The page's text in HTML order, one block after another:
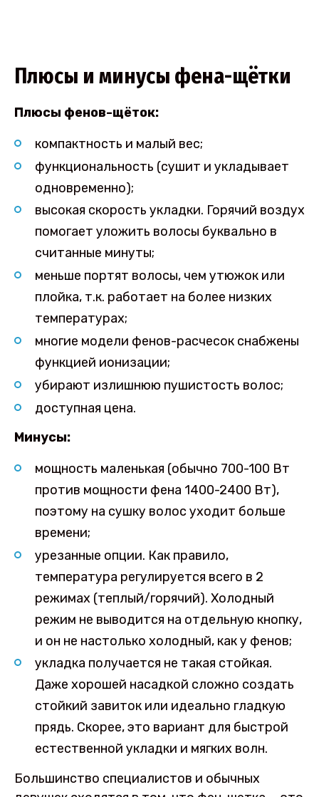
Плюсы и минусы фена-щётки
Плюсы фенов-щёток:
компактность и малый вес;
функциональность (сушит и укладывает
одновременно);
высокая скорость укладки. Горячий воздух
помогает уложить волосы буквально в
считанные минуты;
меньше портят волосы, чем утюжок или
плойка, т.к. работает на более низких
температурах;
многие модели фенов-расчесок снабжены
функцией ионизации;
убирают излишнюю пушистость волос;
доступная цена.
Минусы:
мощность маленькая (обычно 700-100 Вт
против мощности фена 1400-2400 Вт),
поэтому на сушку волос уходит больше
времени;
урезанные опции. Как правило,
температура регулируется всего в 2
режимах (теплый/горячий). Холодный
режим не выводится на отдельную кнопку,
и он не настолько холодный, как у фенов;
укладка получается не такая стойкая.
Даже хорошей насадкой сложно создать
стойкий завиток или идеально гладкую
прядь. Скорее, это вариант для быстрой
естественной укладки и мягких волн.
Большинство специалистов и обычных